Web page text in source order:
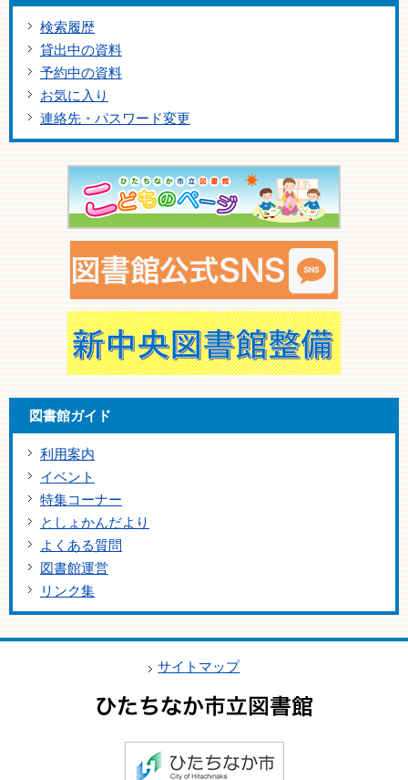
検索履歴
貸出中の資料
予約中の資料
お気に入り
連絡先・パスワード変更
図書館ガイド
利用案内
イベント
特集コーナー
としょかんだより
よくある質問
図書館運営
リンク集
サイトマップ